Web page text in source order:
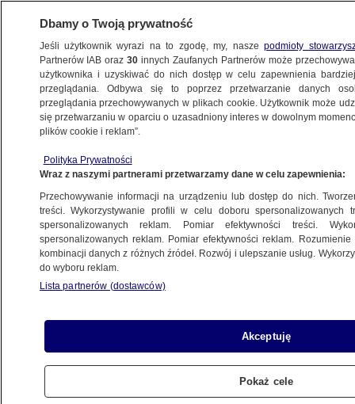
POLSKA
żelaznego
Robert Zieliński
24.09.2025, 09:36
Posłuchaj artykułu
Czyta lektor AI
Dbamy o Twoją prywatność
Jeśli użytkownik wyrazi na to zgodę, my, naszepodmioty
Partnerów IAB oraz30 innych Zaufanych Partnerów może
użytkownika i uzyskiwać do nich dostęp w celu zapewnienia
przeglądania. Odbywa się to poprzez przetwarzanie danych
przeglądania przechowywanych w plikach cookie. Użytkownik może
się przetwarzaniu w oparciu o uzasadniony interes w dowolnym
plików cookie i reklam”.
Polityka Prywatności
Wraz z naszymi partnerami przetwarzamy dane w celu zapewnienia:
Przechowywanie informacji na urządzeniu lub dostęp do nich.
treści. Wykorzystywanie profili w celu doboru spersonalizowanych
spersonalizowanych reklam. Pomiar efektywności treści.
spersonalizowanych reklam. Pomiar efektywności reklam.
kombinacji danych z różnych źródeł. Rozwój i ulepszanie usług.
do wyboru reklam.
Lista partnerów (dostawców)
Akceptuję
Pokaż cele